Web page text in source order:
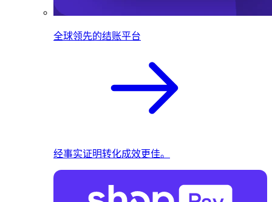
全球领先的结账平台
经事实证明转化成效更佳。